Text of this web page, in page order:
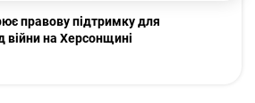
правову підтримку для
війни на Херсонщині